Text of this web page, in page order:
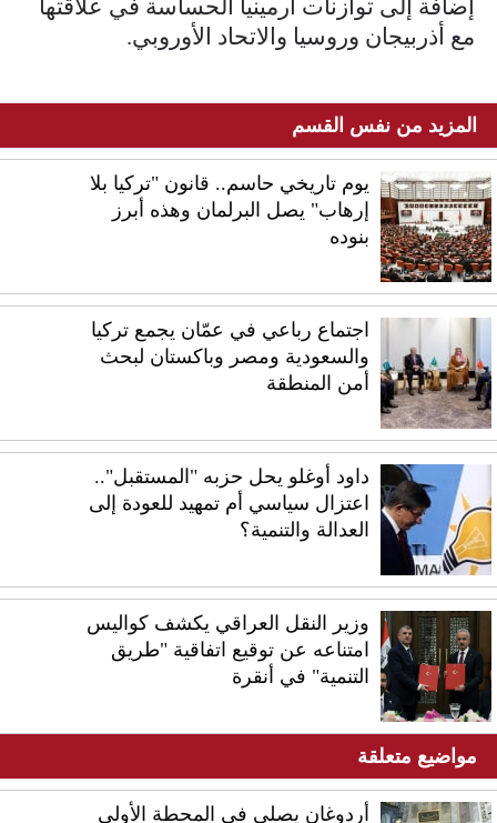
إضافة إلى توازنات أرمينيا الحساسة في علاقتها
مع أذربيجان وروسيا والاتحاد الأوروبي.
المزيد من نفس القسم
يوم تاريخي حاسم.. قانون "تركيا بلا
إرهاب" يصل البرلمان وهذه أبرز
بنوده
اجتماع رباعي في عمّان يجمع تركيا
والسعودية ومصر وباكستان لبحث
أمن المنطقة
داود أوغلو يحل حزبه "المستقبل"..
اعتزال سياسي أم تمهيد للعودة إلى
العدالة والتنمية؟
وزير النقل العراقي يكشف كواليس
امتناعه عن توقيع اتفاقية "طريق
التنمية" في أنقرة
مواضيع متعلقة
أردوغان يصلي في المحطة الأولى